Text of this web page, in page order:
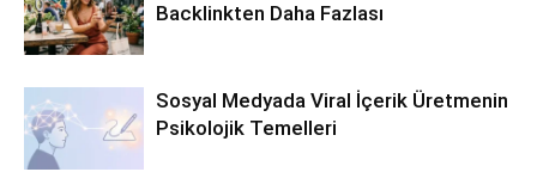
Backlinkten Daha Fazlası
Sosyal Medyada Viral İçerik Üretmenin
Psikolojik Temelleri